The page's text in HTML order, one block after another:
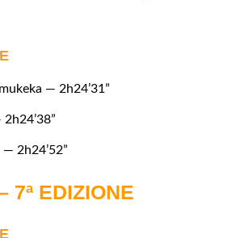
— 2h24’31”
2h24’52”
7ª EDIZIONE